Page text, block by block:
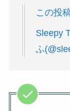
この投
Sleepy
ふ